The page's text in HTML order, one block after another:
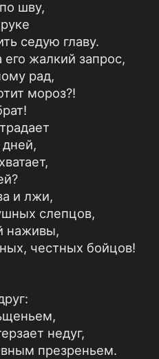
шву,
седую главу.
его жалкий запрос,
рад,
мороз?!
и лжи,
слепцов,
наживы,
честных бойцов!
недуг,
презреньем.